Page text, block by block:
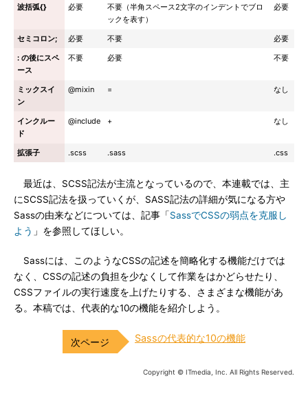
波括弧{} 必要
不要（半角スペース2文字のインデントでブロ
ックを表す）
必要
セミコロン; 必要 不要
必要
: の後にスペ
ース
不要 必要 不要
ミックスイ
ン
@mixin = なし
インクルー
ド
@include + なし
拡張子 .scss .sass .css
最近は、SCSS記法が主流となっているので、本連載では、主
にSCSS記法を扱っていくが、SASS記法の詳細が気になる方や
Sassの由来などについては、記事「SassでCSSの弱点を克服し
よう 」を参照してほしい。
Sassには、このようなCSSの記述を簡略化する機能だけでは
なく、CSSの記述の負担を少なくして作業をはかどらせたり、
CSSファイルの実行速度を上げたりする、さまざまな機能があ
る。本稿では、代表的な10の機能を紹介しよう。
Sassの代表的な10の機能
Copyright © ITmedia, Inc. All Rights Reserved.